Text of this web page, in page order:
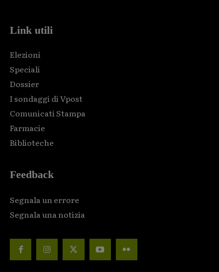
Link utili
Elezioni
Speciali
Dossier
I sondaggi di Vpost
Comunicati Stampa
Farmacie
Biblioteche
Feedback
Segnala un errore
Segnala una notizia